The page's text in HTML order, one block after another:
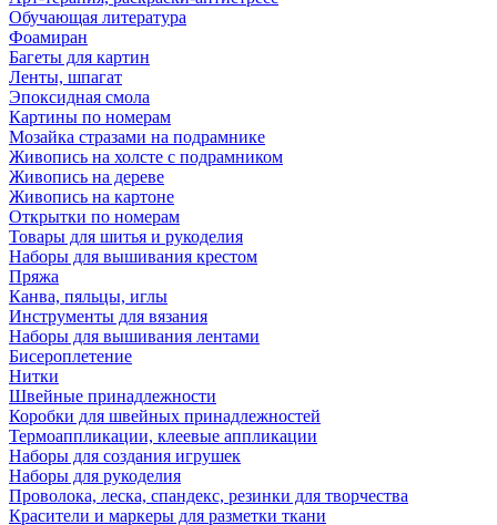
Обучающая литература
Фоамиран
Багеты для картин
Ленты, шпагат
Эпоксидная смола
Картины по номерам
Мозайка стразами на подрамнике
Живопись на холсте с подрамником
Живопись на дереве
Живопись на картоне
Открытки по номерам
Товары для шитья и рукоделия
Наборы для вышивания крестом
Пряжа
Канва, пяльцы, иглы
Инструменты для вязания
Наборы для вышивания лентами
Бисероплетение
Нитки
Швейные принадлежности
Коробки для швейных принадлежностей
Термоаппликации, клеевые аппликации
Наборы для создания игрушек
Наборы для рукоделия
Проволока, леска, спандекс, резинки для творчества
Красители и маркеры для разметки ткани